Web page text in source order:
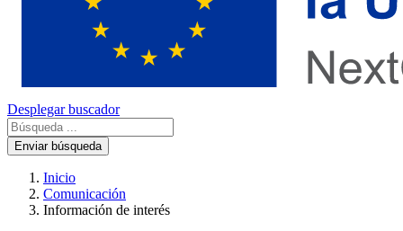
Desplegar buscador
Enviar búsqueda
Inicio
Comunicación
Información de interés